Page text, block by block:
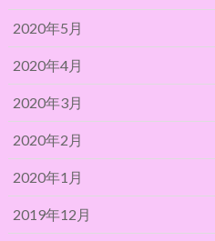
2020年5月
2020年4月
2020年3月
2020年2月
2020年1月
2019年12月